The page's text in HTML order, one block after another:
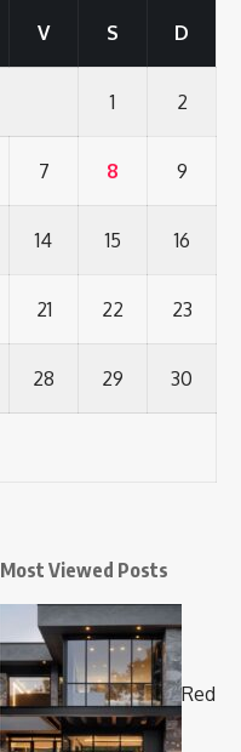
V S D
1 2
7 8 9
14 15 16
21 22 23
28 29 30
Most Viewed Posts
Red